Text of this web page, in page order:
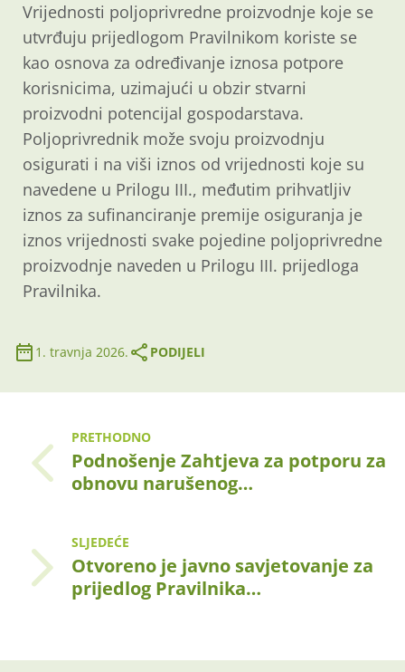
Vrijednosti poljoprivredne proizvodnje koje se
utvrđuju prijedlogom Pravilnikom koriste se
kao osnova za određivanje iznosa potpore
korisnicima, uzimajući u obzir stvarni
proizvodni potencijal gospodarstava.
Poljoprivrednik može svoju proizvodnju
osigurati i na viši iznos od vrijednosti koje su
navedene u Prilogu III., međutim prihvatljiv
iznos za sufinanciranje premije osiguranja je
iznos vrijednosti svake pojedine poljoprivredne
proizvodnje naveden u Prilogu III. prijedloga
Pravilnika.
1. travnja 2026. PODIJELI
PRETHODNO
Podnošenje Zahtjeva za potporu za
obnovu narušenog…
SLJEDEĆE
Otvoreno je javno savjetovanje za
prijedlog Pravilnika…